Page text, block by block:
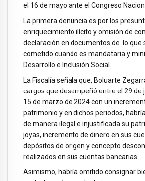
el 16 de mayo ante el Congreso
La primera denuncia es por los
enriquecimiento ilícito y omisión de
declaración en documentos de lo que
cometido cuando es mandataria y
Desarrollo e Inclusión Social.
La Fiscalía señala que, Boluarte
cargos que desempeñó entre el 29 de
15 de marzo de 2024 con un
patrimonio y en dichos periodos,
de manera ilegal e injustificada su
joyas, incremento de dinero en sus
depósitos de origen y concepto
realizados en sus cuentas bancarias.
Asimismo, habría omitido consignar